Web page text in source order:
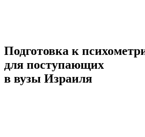
Подготовка к
для поступающих
в вузы Израиля